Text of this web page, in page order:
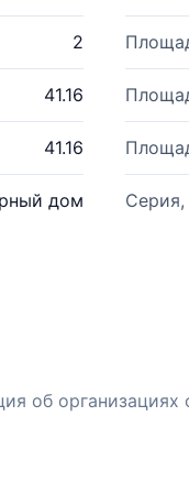
2
41.16
41.16
дом Серия,
об организациях